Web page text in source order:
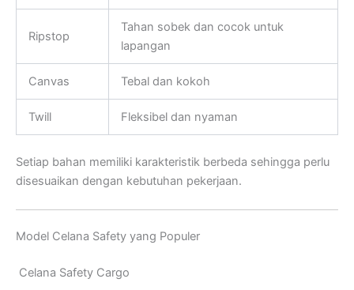
Ripstop
Tahan sobek dan cocok untuk
lapangan
Canvas Tebal dan kokoh
Twill Fleksibel dan nyaman
Setiap bahan memiliki karakteristik berbeda sehingga perlu
disesuaikan dengan kebutuhan pekerjaan.
Model Celana Safety yang Populer
Celana Safety Cargo